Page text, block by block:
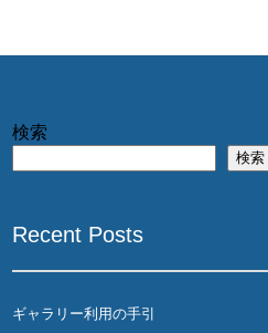
検索
検索
Recent Posts
ギャラリー利用の手引